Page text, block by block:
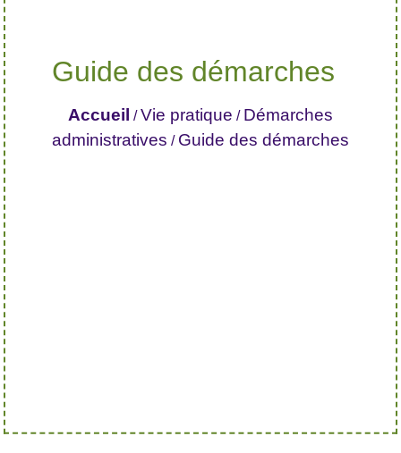
Guide des démarches
Accueil /Vie pratique / Démarches
administratives / Guide des démarches